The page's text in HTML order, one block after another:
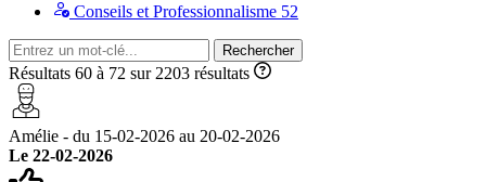
Conseils et Professionnalisme 52
Rechercher
Résultats 60 à 72 sur 2203 résultats
Amélie - du 15-02-2026 au 20-02-2026
Le 22-02-2026